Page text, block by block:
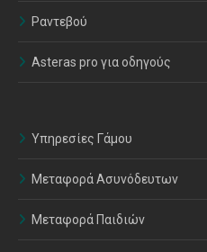
Ραντεβού
Asteras pro για οδηγούς
Υπηρεσίες Γάμου
Μεταφορά Ασυνόδευτων
Μεταφορά Παιδιών